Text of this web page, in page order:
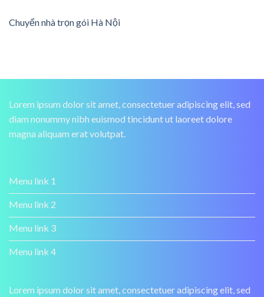
Chuyển nhà trọn gói Hà Nội
Lorem ipsum dolor sit amet, consectetuer adipiscing elit, sed
diam nonummy nibh euismod tincidunt ut laoreet dolore
magna aliquam erat volutpat.
Menu link 1
Menu link 2
Menu link 3
Menu link 4
Lorem ipsum dolor sit amet, consectetuer adipiscing elit, sed